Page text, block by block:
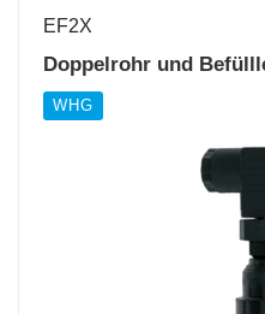
EF2X
Doppelrohr und
WHG